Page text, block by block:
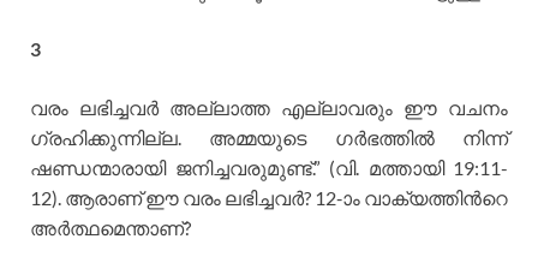
3
വരം ലഭിച്ചവര്‍ അല്ലാത്ത എല്ലാവരും ഈ വചനം
ഗ്രഹിക്കുന്നില്ല. അമ്മയുടെ ഗര്‍ഭത്തില്‍ നിന്ന്
ഷണ്ഡന്മാരായി ജനിച്ചവരുമുണ്ട്.” (വി. മത്തായി 19:11-
12). ആരാണ് ഈ വരം ലഭിച്ചവര്‍? 12-ാം വാക്യത്തിന്‍റെ
അര്‍ത്ഥമെന്താണ്?